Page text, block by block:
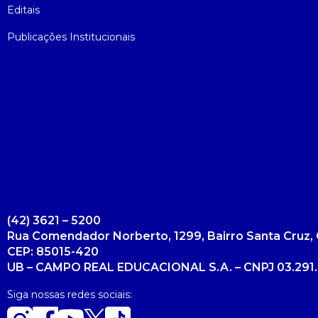
Editais
Publicações Institucionais
(42) 3621 – 5200
Rua Comendador Norberto, 1299, Bairro Santa Cruz,
CEP: 85015-420
UB – CAMPO REAL EDUCACIONAL S.A. – CNPJ
Siga nossas redes sociais:
Psicologia
Segunda Chamada
Publicações Científicas